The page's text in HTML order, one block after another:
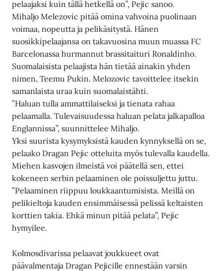
pelaajaksi kuin tällä hetkellä on”, Pejic sanoo.
Mihaljo Melezovic pitää omina vahvoina puolinaan
voimaa, nopeutta ja pelikäsitystä. Hänen
suosikkipelaajansa on takavuosina muun muassa FC
Barcelonassa hurmannut brassitaituri Ronaldinho.
Suomalaisista pelaajista hän tietää ainakin yhden
nimen, Teemu Pukin. Melozovic tavoittelee itsekin
samanlaista uraa kuin suomalaistähti.
”Haluan tulla ammattilaiseksi ja tienata rahaa
pelaamalla. Tulevaisuudessa haluan pelata jalkapalloa
Englannissa”, suunnittelee Mihaljo.
Yksi suurista kysymyksistä kauden kynnyksellä on se,
pelaako Dragan Pejic otteluita myös tulevalla kaudella.
Miehen kasvojen ilmeistä voi päätellä sen, ettei
kokeneen serbin pelaaminen ole poissuljettu juttu.
”Pelaaminen riippuu loukkaantumisista. Meillä on
pelikieltoja kauden ensimmäisessä pelissä keltaisten
korttien takia. Ehkä minun pitää pelata”, Pejic
hymyilee.
Kolmosdivarissa pelaavat joukkueet ovat
päävalmentaja Dragan Pejicille ennestään varsin